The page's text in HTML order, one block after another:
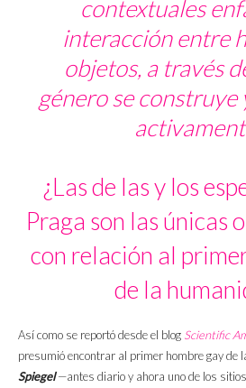
contextuales
interacciónentre
objetos, a través
género se
¿Las de las y los
Praga son las únicas
con relación al
de la
Así como se reportó desde el blog Scientific
presumió encontrar al primer hombre gay de
Spiegel —antes diario y ahora uno de los